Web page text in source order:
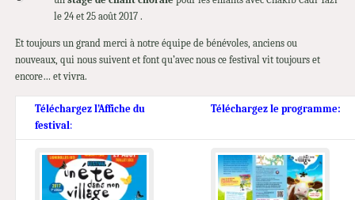
le 24 et 25 août 2017 .
Et toujours un grand merci à notre équipe de bénévoles, anciens ou
nouveaux, qui nous suivent et font qu’avec nous ce festival vit toujours et
encore… et vivra.
Téléchargez l’Affiche du
festival :
Téléchargez le programme: